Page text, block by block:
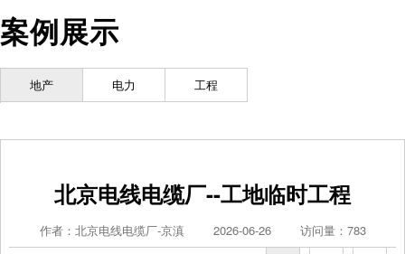
案例展示
地产 电力 工程
北京电线电缆厂--工地临时工程
作者：北京电线电缆厂-京滇 2026-06-26
访问量：783